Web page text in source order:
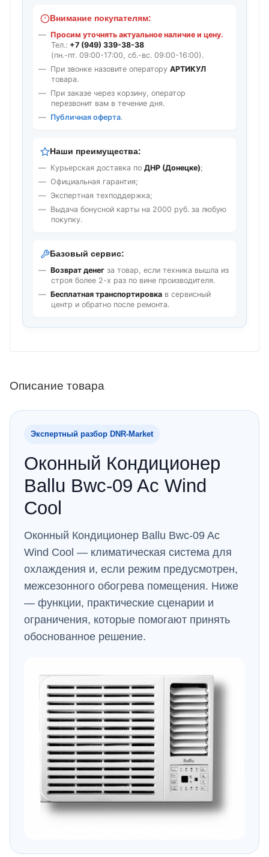
Внимание покупателям:
Просим уточнять актуальное наличие и цену.
Тел.: +7 (949) 339-38-38
(пн.-пт. 09:00-17:00, сб.-вс. 09:00-16:00).
При звонке назовите оператору АРТИКУЛ
товара.
При заказе через корзину, оператор
перезвонит вам в течение дня.
Публичная оферта.
Наши преимущества:
Курьерская доставка по ДНР (Донецке);
Официальная гарантия;
Экспертная техподдержка;
Выдача бонусной карты на 2000 руб. за любую
покупку.
Базовый сервис:
Возврат денег за товар, если техника вышла из
строя более 2-х раз по вине производителя.
Бесплатная транспортировка в сервисный
центр и обратно после ремонта.
Описание товара
Экспертный разбор DNR‑Market
Оконный Кондиционер
Ballu Bwc-09 Ac Wind
Cool
Оконный Кондиционер Ballu Bwc-09 Ac
Wind Cool — климатическая система для
охлаждения и, если режим предусмотрен,
межсезонного обогрева помещения. Ниже
— функции, практические сценарии и
ограничения, которые помогают принять
обоснованное решение.